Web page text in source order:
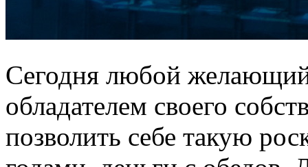
Сегодня любой
обладателем своего
позволить себе такую